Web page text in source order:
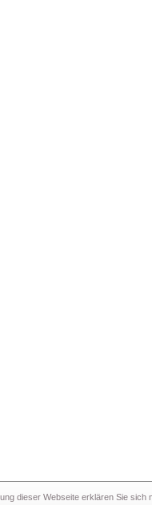
dieser Webseite erklären Sie